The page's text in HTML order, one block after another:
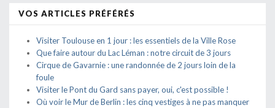
VOS ARTICLES PRÉFÉRÉS
Visiter Toulouse en 1 jour : les essentiels de la Ville Rose
Que faire autour du Lac Léman : notre circuit de 3 jours
Cirque de Gavarnie : une randonnée de 2 jours loin de la
foule
Visiter le Pont du Gard sans payer, oui, c'est possible !
Où voir le Mur de Berlin : les cinq vestiges à ne pas manquer